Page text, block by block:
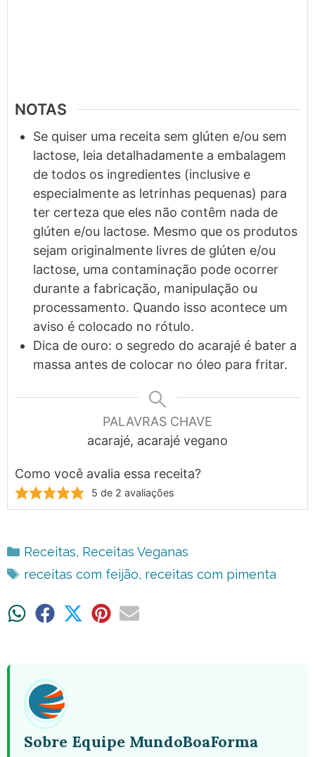
NOTAS
Se quiser uma receita sem glúten e/ou sem
lactose, leia detalhadamente a embalagem
de todos os ingredientes (inclusive e
especialmente as letrinhas pequenas) para
ter certeza que eles não contêm nada de
glúten e/ou lactose. Mesmo que os produtos
sejam originalmente livres de glúten e/ou
lactose, uma contaminação pode ocorrer
durante a fabricação, manipulação ou
processamento. Quando isso acontece um
aviso é colocado no rótulo.
Dica de ouro: o segredo do acarajé é bater a
massa antes de colocar no óleo para fritar.
PALAVRAS CHAVE
acarajé, acarajé vegano
Como você avalia essa receita?
5 de 2 avaliações
Categorias
Receitas, Receitas Veganas
Tags
receitas com feijão, receitas com pimenta
ShareShare ShareShareShare
Sobre Equipe MundoBoaForma